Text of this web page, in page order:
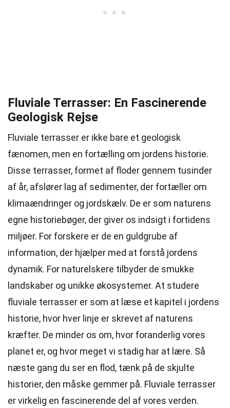
Fluviale Terrasser: En Fascinerende
Geologisk Rejse
Fluviale terrasser er ikke bare et geologisk
fænomen, men en fortælling om jordens historie.
Disse terrasser, formet af floder gennem tusinder
af år, afslører lag af sedimenter, der fortæller om
klimaændringer og jordskælv. De er som naturens
egne historiebøger, der giver os indsigt i fortidens
miljøer. For forskere er de en guldgrube af
information, der hjælper med at forstå jordens
dynamik. For naturelskere tilbyder de smukke
landskaber og unikke økosystemer. At studere
fluviale terrasser er som at læse et kapitel i jordens
historie, hvor hver linje er skrevet af naturens
kræfter. De minder os om, hvor foranderlig vores
planet er, og hvor meget vi stadig har at lære. Så
næste gang du ser en flod, tænk på de skjulte
historier, den måske gemmer på. Fluviale terrasser
er virkelig en fascinerende del af vores verden.